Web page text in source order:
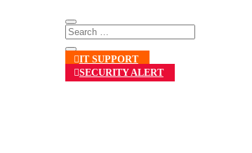
IT SUPPORT
SECURITY ALERT